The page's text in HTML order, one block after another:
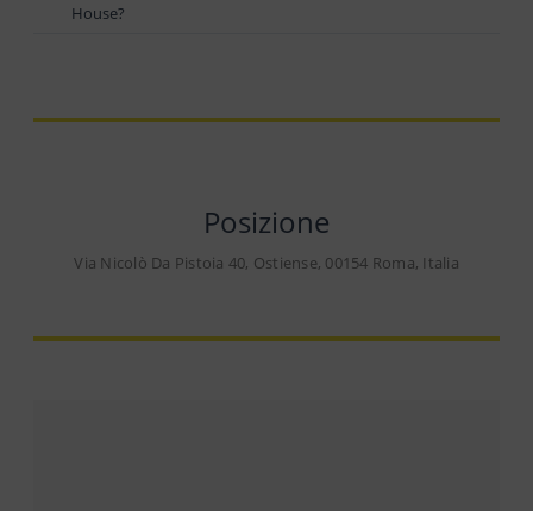
House?
Posizione
Via Nicolò Da Pistoia 40, Ostiense, 00154 Roma, Italia